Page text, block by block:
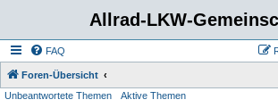
Allrad-LKW-
FAQ
Foren-Übersicht
Unbeantwortete Themen Aktive Themen